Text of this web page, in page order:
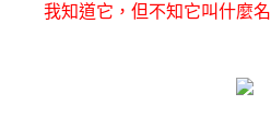
我知道它，但不知它叫什麼